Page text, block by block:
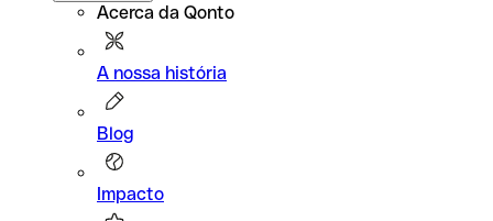
Acerca da Qonto
A nossa história
Blog
Impacto